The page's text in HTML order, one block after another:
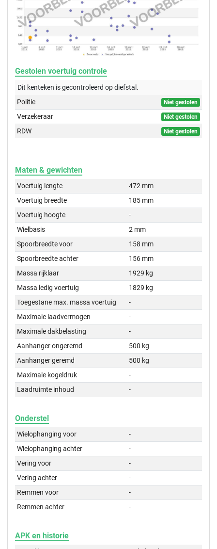
Gestolen voertuig controle
Dit kenteken is gecontroleerd opdiefstal.
Politie
Niet gestolen
Verzekeraar Niet gestolen
RDW Niet gestolen
Maten & gewichten
Voertuig lengte
472 mm
Voertuig breedte
185 mm
Voertuig hoogte
-
Wielbasis
2 mm
Spoorbreedte voor
158 mm
Spoorbreedte achter
156 mm
Massa rijklaar
1929 kg
Massa ledig voertuig
1829 kg
Toegestane max. massa voertuig
-
Maximale laadvermogen
-
Maximale dakbelasting
-
Aanhanger ongeremd
500 kg
Aanhanger geremd
500 kg
Maximale kogeldruk
-
Laadruimte inhoud
-
Onderstel
Wielophanging voor
-
Wielophanging achter
-
Vering voor
-
Vering achter
-
Remmen voor
-
Remmen achter
-
APK en historie